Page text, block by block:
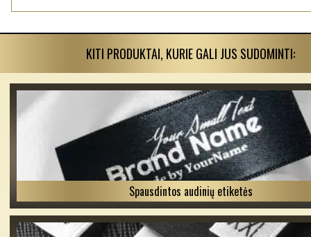
KITI PRODUKTAI, KURIE GALI JUS SUDOMINTI:
Spausdintos audinių etiketės